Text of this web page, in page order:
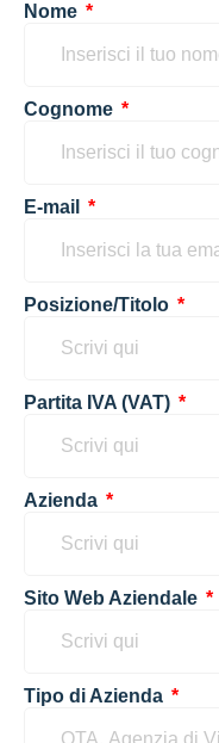
Nome
Cognome
E-mail
Posizione/Titolo
Partita IVA (VAT)
Azienda
Sito Web Aziendale
Tipo di Azienda